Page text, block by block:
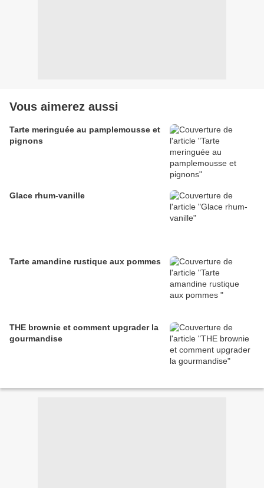
Vous aimerez aussi
Tarte meringuée au pamplemousse et
pignons
Glace rhum-vanille
Tarte amandine rustique aux pommes
THE brownie et comment upgrader la
gourmandise